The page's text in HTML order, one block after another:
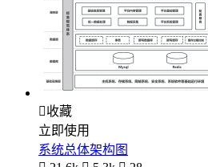
收藏
立即使用
系统总体架构图